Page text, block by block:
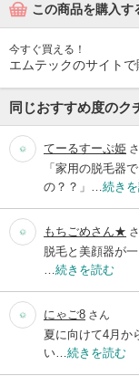
この商品を購入す
今すぐ買える！
エムテックのサイトで
同じおすすめ度のク
てーるすーぷ姫
「家用の脱毛器
の？？」… 続き
もちごめさん★
脱毛と美顔器が
続きを読む
にゃご8 さん
夏に向けて4月か
い… 続きを読む